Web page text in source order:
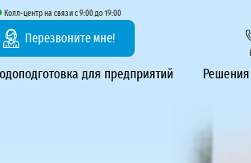
Колл-центр на связи с 9:00 до 19:00
Перезвоните мне!
для предприятий